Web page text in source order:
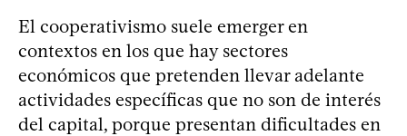
El cooperativismo suele emerger en
contextos en los que hay sectores
económicos que pretenden llevar adelante
actividades específicas que no son de interés
del capital, porque presentan dificultades en